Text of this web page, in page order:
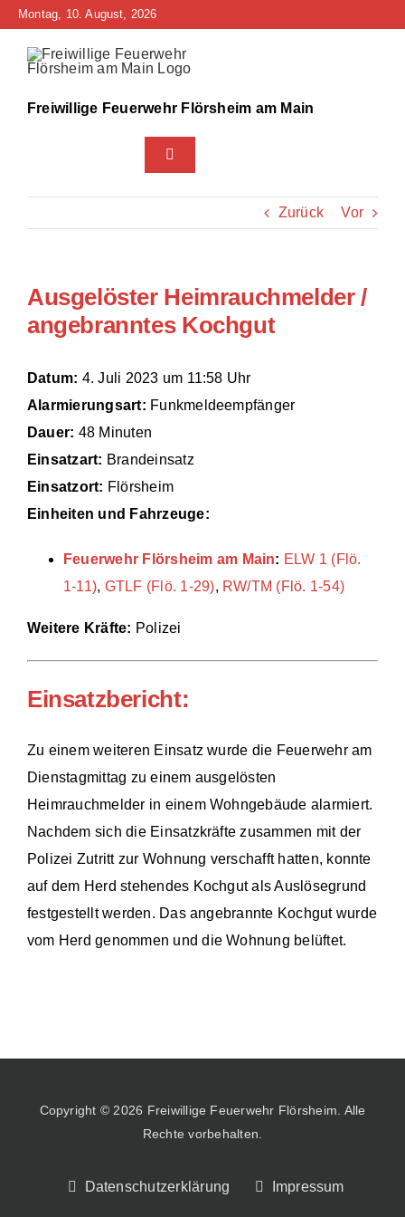
Zum
springen
Montag, 10. August, 2026
Freiwillige Feuerwehr Flörsheim am Main
Toggle
Navigation
Home
Bürgerinfo
Technik
Zurück Vor
Ausgelöster Heimrauchmelder /
angebranntes Kochgut
Datum: 4. Juli 2023 um 11:58 Uhr
Alarmierungsart: Funkmeldeempfänger
Dauer: 48 Minuten
Einsatzart: Brandeinsatz
Einsatzort: Flörsheim
Einheiten und Fahrzeuge:
Feuerwehr Flörsheim am Main: ELW 1 (Flö.
1-11), GTLF (Flö. 1-29), RW/TM (Flö. 1-54)
Weitere Kräfte: Polizei
Einsatzbericht:
Zu einem weiteren Einsatz wurde die Feuerwehr am
Dienstagmittag zu einem ausgelösten
Heimrauchmelder in einem Wohngebäude alarmiert.
Nachdem sich die Einsatzkräfte zusammen mit der
Polizei Zutritt zur Wohnung verschafft hatten, konnte
auf dem Herd stehendes Kochgut als Auslösegrund
festgestellt werden. Das angebrannte Kochgut wurde
vom Herd genommen und die Wohnung belüftet.
Copyright © 2026 Freiwillige Feuerwehr Flörsheim. Alle
Rechte vorbehalten.
Datenschutzerklärung Impressum